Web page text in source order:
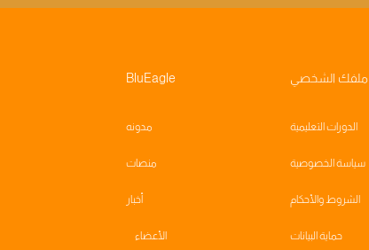
ملفك الشخصي
الدورات التعليمية
سياسة الخصوصية
الشروط والأحكام
حماية البيانات
BluEagle
مدونه
منصات
أخبار
الأعضاء